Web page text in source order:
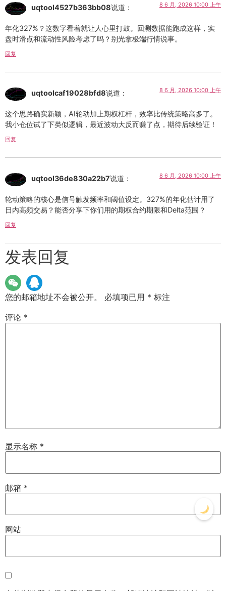
uqtool4527b363bb08说道： 8 6 月, 2026 10:00 上午
年化327%？这数字看着就让人心里打鼓。回测数据能跑成这样，实
盘时滑点和流动性风险考虑了吗？别光拿极端行情说事。
回复
uqtoolcaf19028bfd8说道： 8 6 月, 2026 10:00 上午
这个思路确实新颖，AI轮动加上期权杠杆，效率比传统策略高多了。
我小仓位试了下类似逻辑，最近波动大反而赚了点，期待后续验证！
回复
uqtool36de830a22b7说道： 8 6 月, 2026 10:00 上午
轮动策略的核心是信号触发频率和阈值设定。327%的年化估计用了
日内高频交易？能否分享下你们用的期权合约期限和Delta范围？
回复
发表回复
您的邮箱地址不会被公开。 必填项已用 * 标注
评论 *
显示名称 *
邮箱 *
网站